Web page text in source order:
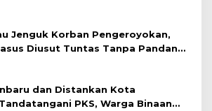
Jenguk Korban Pengeroyokan,
Diusut Tuntas Tanpa Pandang
dan Distankan Kota
PKS, Warga Binaan